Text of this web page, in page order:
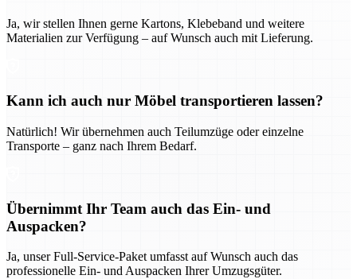
Ja, wir stellen Ihnen gerne Kartons, Klebeband und weitere
Materialien zur Verfügung – auf Wunsch auch mit Lieferung.
Kann ich auch nur Möbel transportieren lassen?
Natürlich! Wir übernehmen auch Teilumzüge oder einzelne
Transporte – ganz nach Ihrem Bedarf.
Übernimmt Ihr Team auch das Ein- und
Auspacken?
Ja, unser Full-Service-Paket umfasst auf Wunsch auch das
professionelle Ein- und Auspacken Ihrer Umzugsgüter.